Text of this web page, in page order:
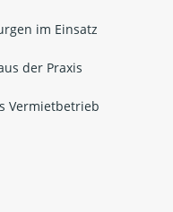
im Einsatz
der Praxis
Vermietbetrieb
Flight Case für